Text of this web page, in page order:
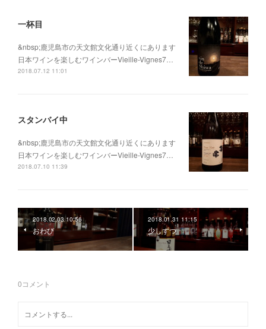
一杯目
&nbsp;鹿児島市の天文館文化通り近くにあります
日本ワインを楽しむワインバーVieille-Vignes7…
2018.07.12 11:01
スタンバイ中
&nbsp;鹿児島市の天文館文化通り近くにあります
日本ワインを楽しむワインバーVieille-Vignes7…
2018.07.10 11:39
2018.02.03 10:56
おわび
2018.01.31 11:15
少しずつ
0コメント